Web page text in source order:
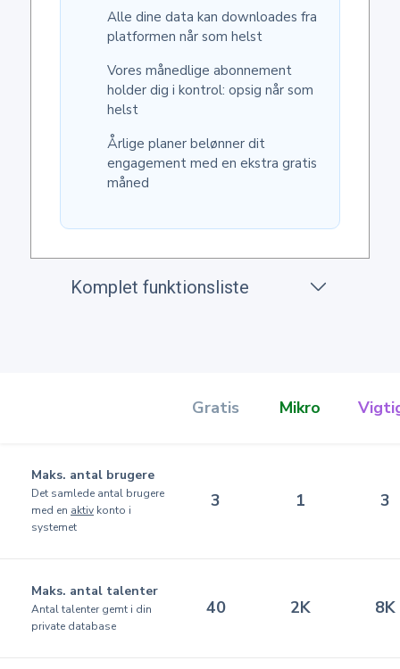
Alle dine data kan downloades fra
platformen når som helst
Vores månedlige abonnement
holder dig i kontrol: opsig når som
helst
Årlige planer belønner dit
engagement med en ekstra gratis
måned
Komplet funktionsliste
Gratis Mikro
Maks. antal brugere
Det samlede antal brugere
med en aktiv konto i
systemet
3 1 3
Maks. antal talenter
Antal talenter gemt i din
private database
40 2K 8K